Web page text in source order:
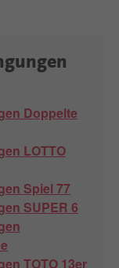
Doppelte
LOTTO
Spiel 77
SUPER 6
TOTO 13er